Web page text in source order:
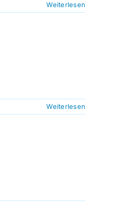
Weiterlesen
Weiterlesen